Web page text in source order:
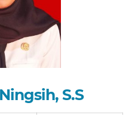
S.S